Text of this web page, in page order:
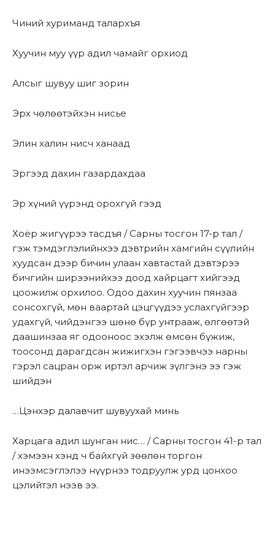
Чиний хуриманд талархъя
Хуучин муу үүр адил чамайг орхиод
Алсыг шувуу шиг зорин
Эрх чөлөөтэйхэн нисье
Элин халин нисч ханаад
Эргээд дахин газардахдаа
Эр хүний үүрэнд орохгүй гээд
Хоёр жигүүрээ тасдъя / Сарны тосгон 17-р тал /
гэж тэмдэглэлийнхээ дэвтрийн хамгийн сүүлийн
хуудсан дээр бичин улаан хавтастай дэвтэрээ
бичгийн ширээнийхээ доод хайрцагт хийгээд
цоожилж орхилоо. Одоо дахин хуучин пянзаа
сонсохгүй, мөн ваартай цэцгүүдээ услахгүйгээр
удахгүй, чийдэнгээ шөнө бүр унтрааж, өлгөөтэй
даашинзаа яг одооноос эхэлж өмсөн бүжиж,
тоосонд дарагдсан жижигхэн гэгээвчээ нарны
гэрэл сацран орж иртэл арчиж зүлгэнэ ээ гэж
шийдэн
…Цэнхэр далавчит шувуухай минь
Харцага адил шунган нис… / Сарны тосгон 41-р тал
/ хэмээн хэнд ч байхгүй зөөлөн торгон
инээмсэглэлээ нүүрнээ тодруулж урд цонхоо
цэлийтэл нээв ээ.